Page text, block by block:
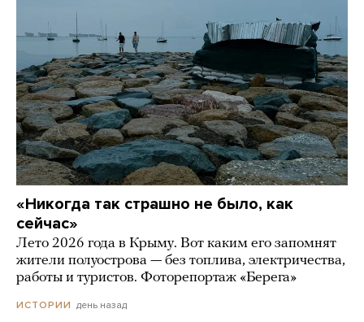
«Никогда так страшно не было, как
сейчас»
Лето 2026 года в Крыму. Вот каким его запомнят
жители полуострова — без топлива, электричества,
работы и туристов. Фоторепортаж «Берега»
ИСТОРИИ день назад